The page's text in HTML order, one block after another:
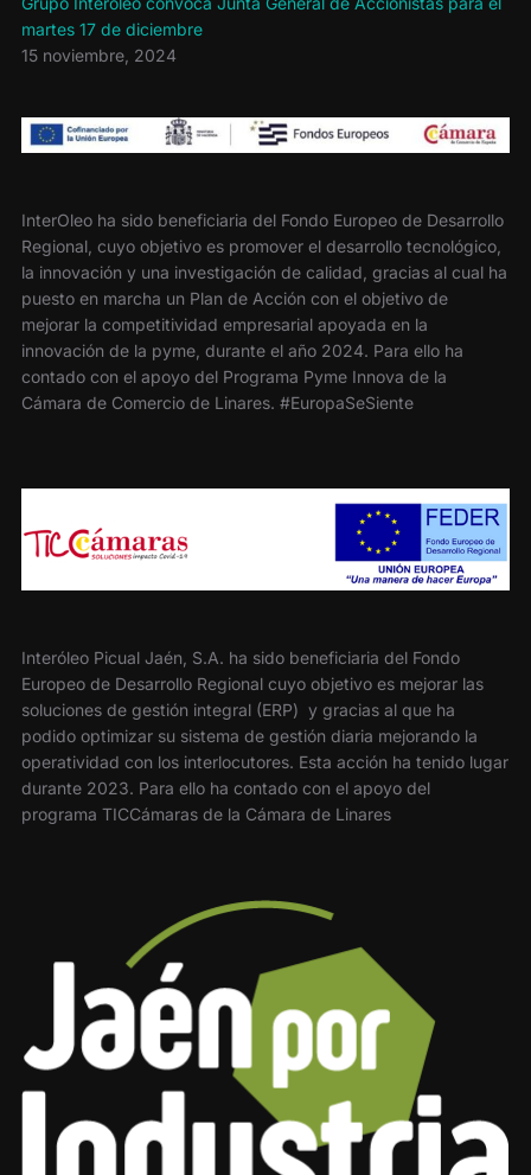
martes 17 de diciembre
15 noviembre, 2024
InterOleo ha sido beneficiaria del Fondo Europeo de Desarrollo
Regional, cuyo objetivo es promover el desarrollo tecnológico,
la innovación y una investigación de calidad, gracias al cual ha
puesto en marcha un Plan de Acción con el objetivo de
mejorar la competitividad empresarial apoyada en la
innovación de la pyme, durante el año 2024. Para ello ha
contado con el apoyo del Programa Pyme Innova de la
Cámara de Comercio de Linares. #EuropaSeSiente
Interóleo Picual Jaén, S.A. ha sido beneficiaria del Fondo
Europeo de Desarrollo Regional cuyo objetivo es mejorar las
soluciones de gestión integral (ERP) y gracias al que ha
podido optimizar su sistema de gestión diaria mejorando la
operatividad con los interlocutores. Esta acción ha tenido lugar
durante 2023. Para ello ha contado con el apoyo del
programa TICCámaras de la Cámara de Linares